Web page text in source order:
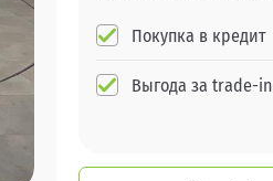
Покупка в кредит
Выгода за trade-in